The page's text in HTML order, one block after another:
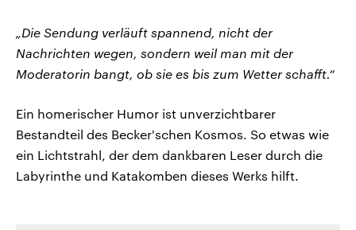
„Die Sendung verläuft spannend, nicht der
Nachrichten wegen, sondern weil man mit der
Moderatorin bangt, ob sie es bis zum Wetter schafft.“
Ein homerischer Humor ist unverzichtbarer
Bestandteil des Becker'schen Kosmos. So etwas wie
ein Lichtstrahl, der dem dankbaren Leser durch die
Labyrinthe und Katakomben dieses Werks hilft.